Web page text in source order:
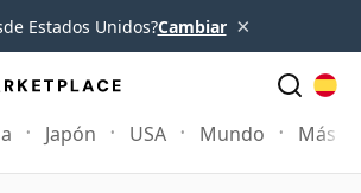
Estados Unidos?Cambiar ×
Japón USA Mundo Más